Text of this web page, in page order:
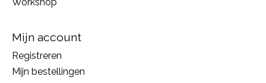
Mijn account
Registreren
Mijn bestellingen